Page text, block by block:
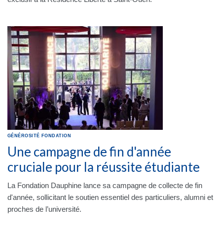
GÉNÉROSITÉ FONDATION
Une campagne de fin d'année
cruciale pour la réussite étudiante
La Fondation Dauphine lance sa campagne de collecte de fin
d'année, sollicitant le soutien essentiel des particuliers, alumni et
proches de l’université.